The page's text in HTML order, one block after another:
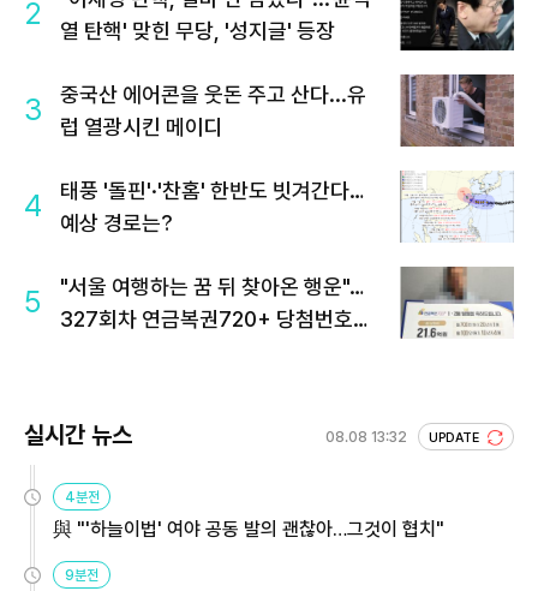
2
열 탄핵' 맞힌 무당, '성지글' 등장
3
중국산 에어콘을 웃돈 주고 산다...유
럽 열광시킨 메이디
4
태풍 '돌핀'·'찬홈' 한반도 빗겨간다…
예상 경로는?
5
"서울 여행하는 꿈 뒤 찾아온 행운"…
327회차 연금복권720+ 당첨번호조
실시간 뉴스 08.08 13:32 UPDATE
4분전
與 "'하늘이법' 여야 공동 발의 괜찮아…그것이 협치"
9분전